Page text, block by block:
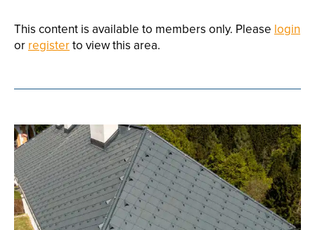
This content is available to members only. Please login
orregisterto view this area.